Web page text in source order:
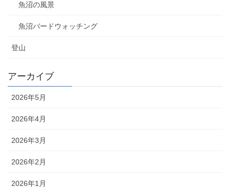
魚沼の風景
魚沼バードウォッチング
登山
アーカイブ
2026年5月
2026年4月
2026年3月
2026年2月
2026年1月